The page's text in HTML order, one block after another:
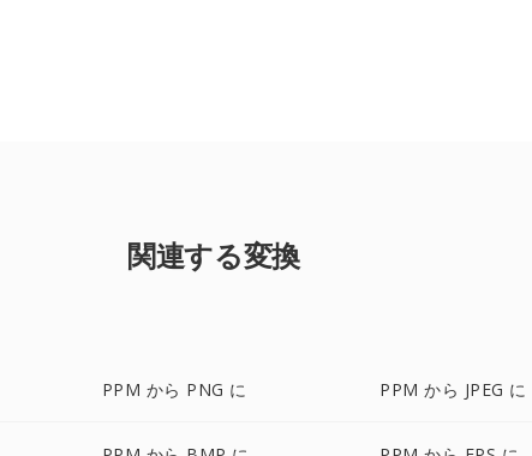
関連する変換
PPM から PNG に PPM から JPEG に